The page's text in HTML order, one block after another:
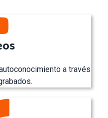
a través